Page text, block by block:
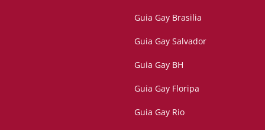
Guia Gay Brasilia
Guia Gay Salvador
Guia Gay BH
Guia Gay Floripa
Guia Gay Rio